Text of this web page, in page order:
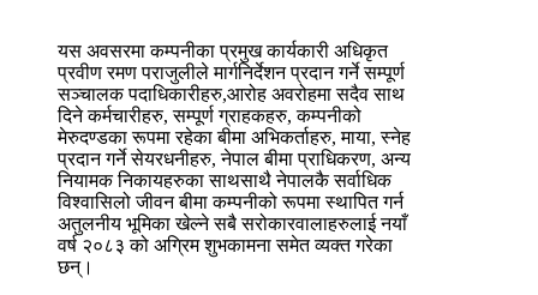
यस अवसरमा कम्पनीका प्रमुख कार्यकारी अधिकृत
प्रवीण रमण पराजुलीले मार्गनिर्देशन प्रदान गर्ने सम्पूर्ण
सञ्चालक पदाधिकारीहरु,आरोह अवरोहमा सदैव साथ
दिने कर्मचारीहरु, सम्पूर्ण ग्राहकहरु, कम्पनीको
मेरुदण्डका रूपमा रहेका बीमा अभिकर्ताहरु, माया, स्नेह
प्रदान गर्ने सेयरधनीहरु, नेपाल बीमा प्राधिकरण, अन्य
नियामक निकायहरुका साथसाथै नेपालकै सर्वाधिक
विश्वासिलो जीवन बीमा कम्पनीको रूपमा स्थापित गर्न
अतुलनीय भूमिका खेल्ने सबै सरोकारवालाहरुलाई नयाँ
वर्ष २०८३ को अग्रिम शुभकामना समेत व्यक्त गरेका
छन्।